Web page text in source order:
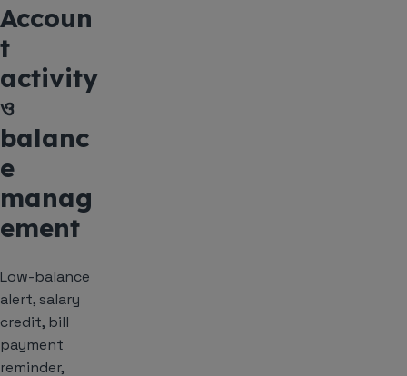
Accoun
t
activity
ও
balanc
e
manag
ement
Low-balance
alert, salary
credit, bill
payment
reminder,